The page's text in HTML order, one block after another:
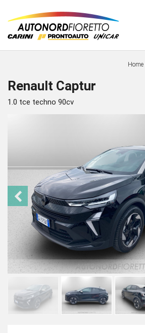
Home
Renault Captur
1.0 tce techno 90cv